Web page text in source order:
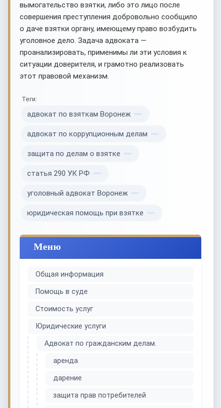
вымогательство взятки, либо это лицо после
совершения преступления добровольно сообщило
о даче взятки органу, имеющему право возбудить
уголовное дело. Задача адвоката —
проанализировать, применимы ли эти условия к
ситуации доверителя, и грамотно реализовать
этот правовой механизм.
Теги:
адвокат по взяткам Воронеж
адвокат по коррупционным делам
защита по делам о взятке
статья 290 УК РФ
уголовный адвокат Воронеж
юридическая помощь при взятке
Меню
Общая информация
Помощь в суде
Стоимость услуг
Юридические услуги
Адвокат по гражданским делам.
аренда
дарение
защита прав потребителей